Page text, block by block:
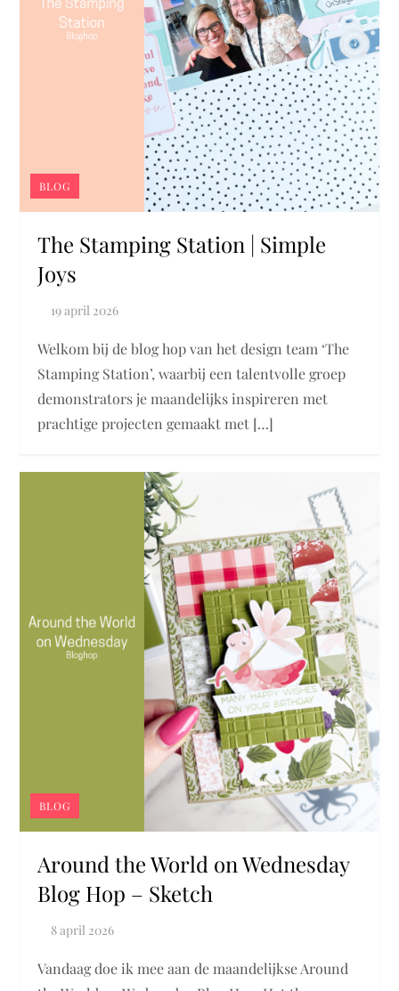
BLOG
The Stamping Station | Simple
Joys
Welkom bij de blog hop van het design team ‘The
Stamping Station’, waarbij een talentvolle groep
demonstrators je maandelijks inspireren met
prachtige projecten gemaakt met […]
BLOG
Around the World on Wednesday
Blog Hop – Sketch
Vandaag doe ik mee aan de maandelijkse Around